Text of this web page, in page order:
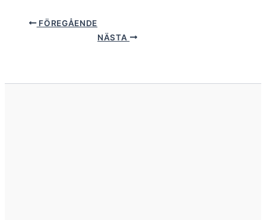
FÖREGÅENDE
NÄSTA